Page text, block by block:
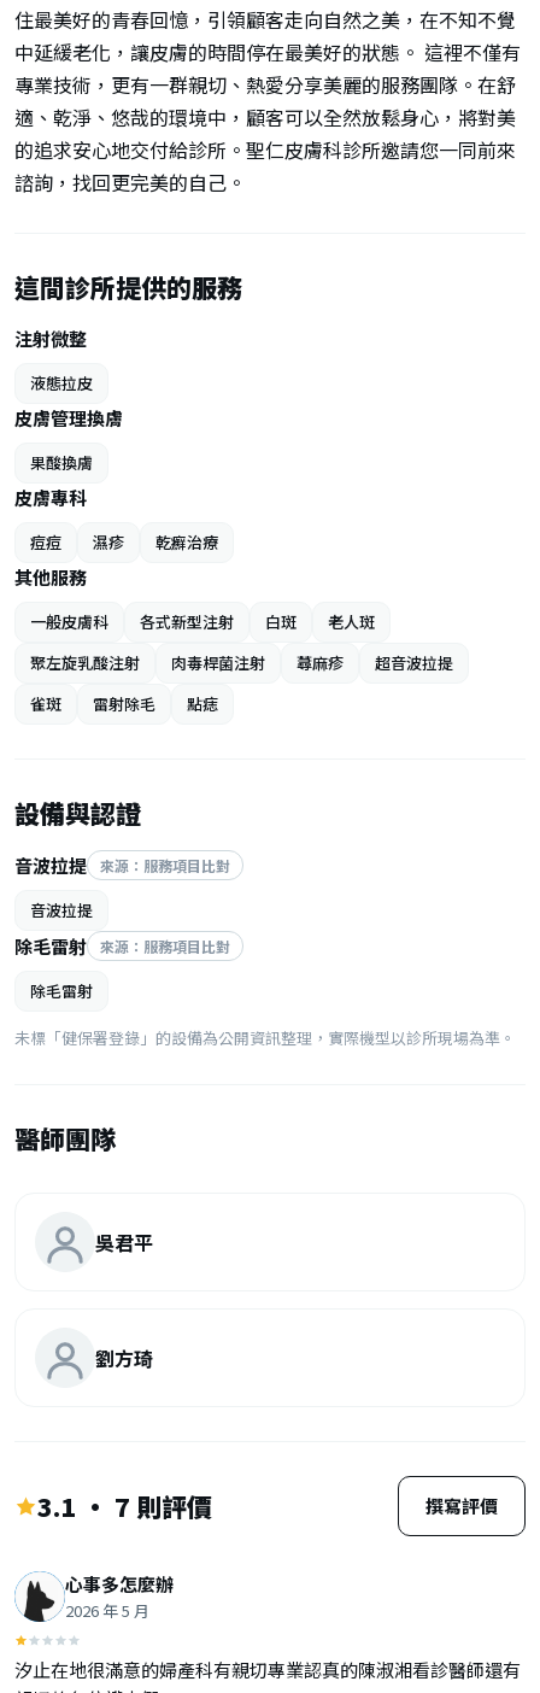
住最美好的青春回憶，引領顧客走向自然之美，在不知不覺
中延緩老化，讓皮膚的時間停在最美好的狀態。 這裡不僅有
專業技術，更有一群親切、熱愛分享美麗的服務團隊。在舒
適、乾淨、悠哉的環境中，顧客可以全然放鬆身心，將對美
的追求安心地交付給診所。聖仁皮膚科診所邀請您一同前來
諮詢，找回更完美的自己。
這間診所提供的服務
注射微整
液態拉皮
皮膚管理換膚
果酸換膚
皮膚專科
痘痘 濕疹 乾癬治療
其他服務
一般皮膚科 各式新型注射 白斑
老人斑
聚左旋乳酸注射
肉毒桿菌注射 蕁麻疹
超音波拉提
雀斑
雷射除毛 點痣
設備與認證
音波拉提 來源：服務項目比對
音波拉提
除毛雷射 來源：服務項目比對
除毛雷射
未標「健保署登錄」的設備為公開資訊整理，實際機型以診所現場為準。
醫師團隊
吳君平
劉方琦
3.1 · 7 則評價 撰寫評價
心事多怎麼辦
2026 年 5 月
汐止在地很滿意的婦產科有親切專業認真的陳淑湘看診醫師還有